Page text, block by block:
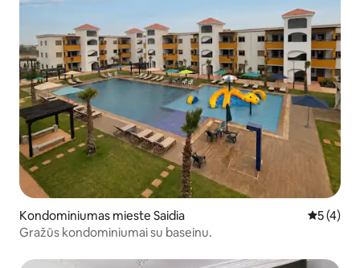
Kondominiumas mieste Saidia Vidutinis
5 (4)
Gražūs kondominiumai su baseinu.